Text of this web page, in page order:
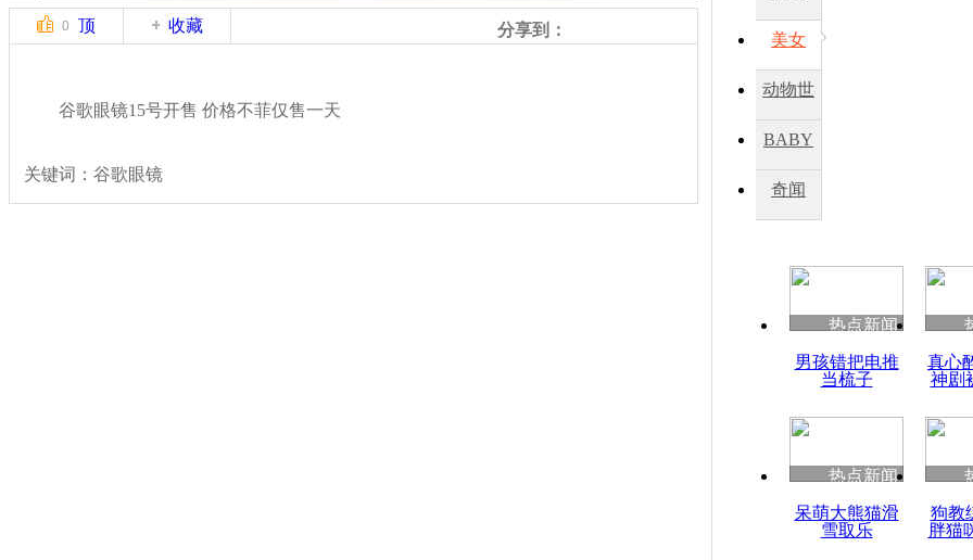
0 顶 收藏 分享到：
谷歌眼镜15号开售 价格不菲仅售一天
关键词：谷歌眼镜
美女
动物世
BABY
秀
奇闻
热点新闻
男孩错把电推
当梳子
真心
神剧
热点新闻
呆萌大熊猫滑
雪取乐
狗教
胖猫